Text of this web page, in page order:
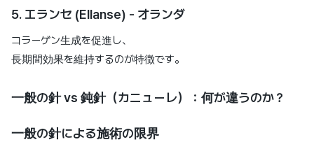
5. エランセ (Ellanse) - オランダ
コラーゲン生成を促進し、
長期間効果を維持するのが特徴です。
一般の針 vs 鈍針（カニューレ）：何が違うのか？
一般の針による施術の限界